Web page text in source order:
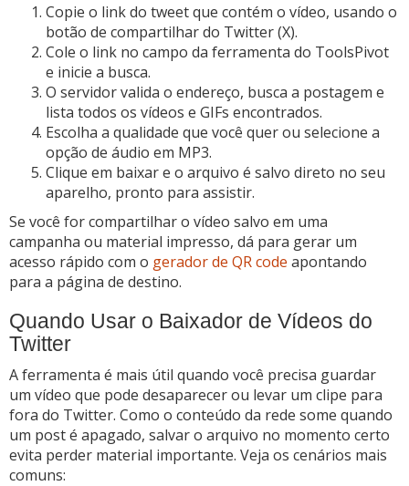
Copie o link do tweet que contém o vídeo, usando o
botão de compartilhar do Twitter (X).
Cole o link no campo da ferramenta do ToolsPivot
e inicie a busca.
O servidor valida o endereço, busca a postagem e
lista todos os vídeos e GIFs encontrados.
Escolha a qualidade que você quer ou selecione a
opção de áudio em MP3.
Clique em baixar e o arquivo é salvo direto no seu
aparelho, pronto para assistir.
Se você for compartilhar o vídeo salvo em uma
campanha ou material impresso, dá para gerar um
acesso rápido com o gerador de QR code apontando
para a página de destino.
Quando Usar o Baixador de Vídeos do
Twitter
A ferramenta é mais útil quando você precisa guardar
um vídeo que pode desaparecer ou levar um clipe para
fora do Twitter. Como o conteúdo da rede some quando
um post é apagado, salvar o arquivo no momento certo
evita perder material importante. Veja os cenários mais
comuns: